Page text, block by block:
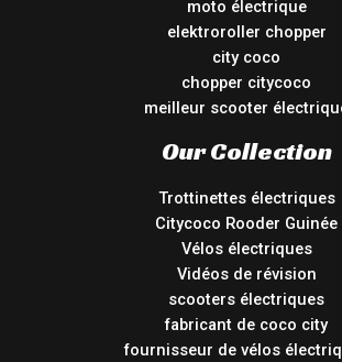
moto électrique
elektroroller chopper
city coco
chopper citycoco
meilleur scooter
Our Collection
Trottinettes électriques
Citycoco Rooder Guinée
Vélos électriques
Vidéos de révision
scooters électriques
fabricant de coco city
fournisseur de vélos